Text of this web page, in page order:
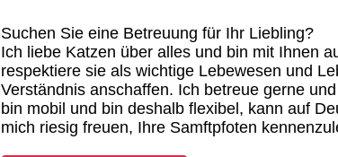
Suchen Sie eine Betreuung für Ihr Liebling?
Ich liebe Katzen über alles und bin mit Ihnen
respektiere sie als wichtige Lebewesen und
Verständnis anschaffen. Ich betreue gerne
bin mobil und bin deshalb flexibel, kann auf
mich riesig freuen, Ihre Samftpfoten